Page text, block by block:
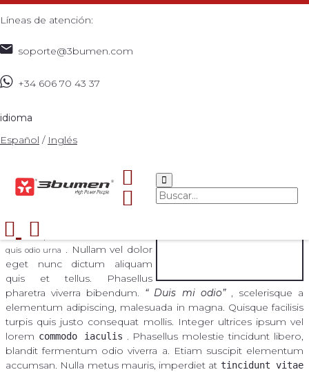
Líneas de atención:
soporte@3bumen.com
+34 606 70 43 37
idioma
Español / Inglés
Lorem ipsum
adipiscing elit. Praesent luctus
accumsan urna a ornare.
Fusce est justo, luctus eget
dapibus at, molestie non arcu.
Fusce quis cursus sem.
quis odio urna . Nullam vel dolor
eget nunc dictum aliquam
quis et tellus. Phasellus
pharetra viverra bibendum.
Duis mi odio
, scelerisque a
elementum adipiscing, malesuada in magna. Quisque facilisis
turpis quis justo consequat mollis. Integer ultrices ipsum vel
lorem commodo iaculis . Phasellus molestie tincidunt libero,
blandit fermentum odio viverra a. Etiam suscipit elementum
accumsan. Nulla metus mauris, imperdiet at tincidunt vitae